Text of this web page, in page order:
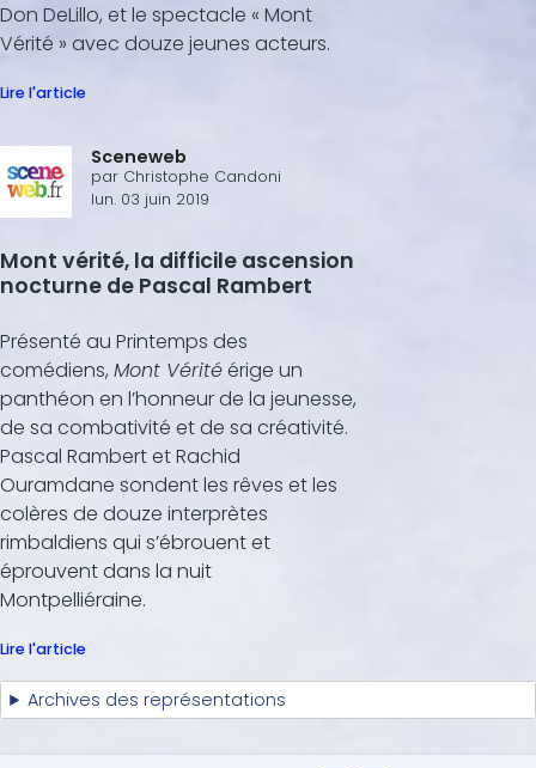
Don DeLillo, et le spectacle « Mont
Vérité » avec douze jeunes acteurs.
Lire l'article
Sceneweb
par Christophe Candoni
lun. 03 juin 2019
Mont vérité, la difficile ascension
nocturne de Pascal Rambert
Présenté au Printemps des
comédiens, Mont Véritéérige un
panthéon en l’honneur de la jeunesse,
de sa combativité et de sa créativité.
Pascal Rambert et Rachid
Ouramdane sondent les rêves et les
colères de douze interprètes
rimbaldiens qui s’ébrouent et
éprouvent dans la nuit
Montpelliéraine.
Lire l'article
Archives des représentations